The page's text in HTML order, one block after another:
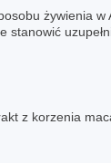
żywienia w
z korzenia